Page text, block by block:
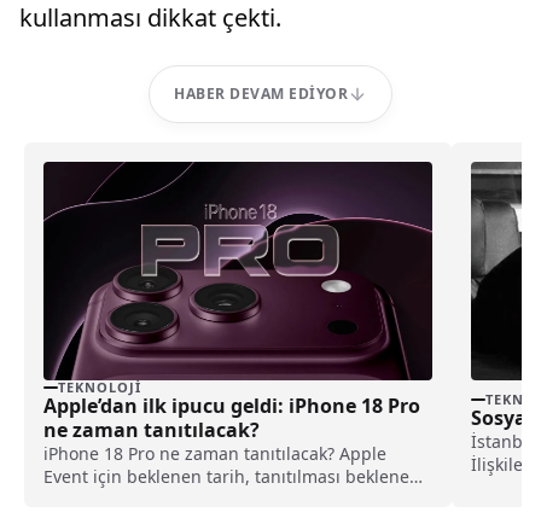
kullanması dikkat çekti.
HABER DEVAM EDIYOR
TEKNOLOJI
Apple’dan ilk ipucu geldi: iPhone 18 Pro
ne zaman tanıtılacak?
iPhone 18 Pro ne zaman tanıtılacak? Apple
Event için beklenen tarih, tanıtılması beklenen
Sosyal
İstanbul
İlişkiler